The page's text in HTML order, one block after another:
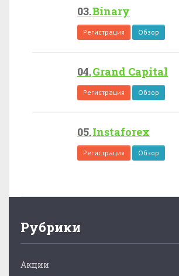
Binary
Регистрация Обзор
Grand Capital
Регистрация Обзор
Instaforex
Регистрация Обзор
Рубрики
Акции